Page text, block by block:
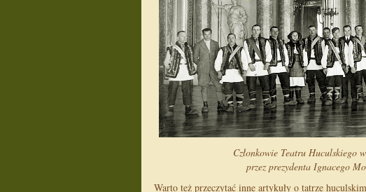
Członkowie Teatru Huculskiego
przez prezydenta Ignacego
Warto też przeczytać inne artykuły o tatrze